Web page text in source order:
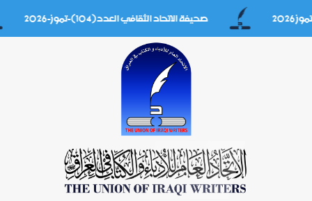
صحيفة الاتحاد الثقافي العدد(104)-تموز-2026